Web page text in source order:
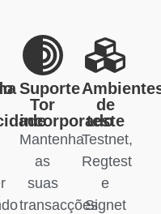
Suporte
Tor
incorporado
Mantenha
as
suas
transacções
de
teste
Testnet,
Regtest
e
Signet